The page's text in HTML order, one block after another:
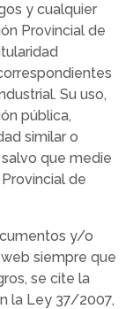
y cualquier
Provincial de
Su uso,
pública,
similar o
que medie
de
y/o
siempre que
se cite la
la Ley 37/2007,